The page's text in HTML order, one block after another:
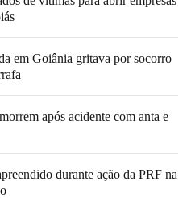
em Goiânia gritava por socorro
após acidente com anta e
durante ação da PRF na